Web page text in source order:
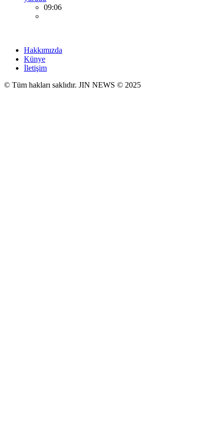
09:06
Hakkımızda
Künye
İletişim
© Tüm hakları saklıdır. JIN NEWS © 2025